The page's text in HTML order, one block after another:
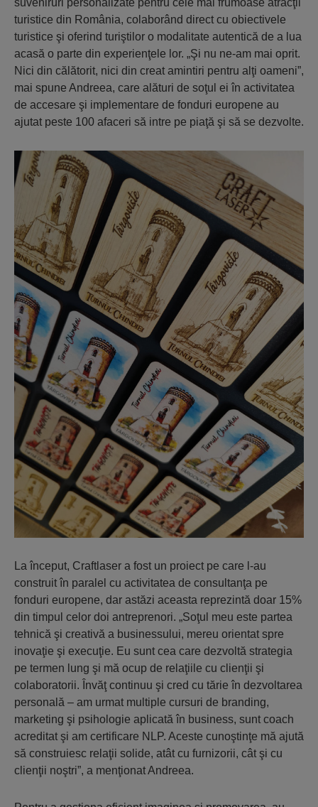
suveniruri personalizate pentru cele mai frumoase atracţii
turistice din România, colaborând direct cu obiectivele
turistice şi oferind turiştilor o modalitate autentică de a lua
acasă o parte din experienţele lor. „Şi nu ne-am mai oprit.
Nici din călătorit, nici din creat amintiri pentru alţi oameni”,
mai spune Andreea, care alături de soţul ei în activitatea
de accesare şi implementare de fonduri europene au
ajutat peste 100 afaceri să intre pe piaţă şi să se dezvolte.
La început, Craftlaser a fost un proiect pe care l-au
construit în paralel cu activitatea de consultanţa pe
fonduri europene, dar astăzi aceasta reprezintă doar 15%
din timpul celor doi antreprenori. „Soţul meu este partea
tehnică şi creativă a businessului, mereu orientat spre
inovaţie şi execuţie. Eu sunt cea care dezvoltă strategia
pe termen lung şi mă ocup de relaţiile cu clienţii şi
colaboratorii. Învăţ continuu şi cred cu tărie în dezvoltarea
personală – am urmat multiple cursuri de branding,
marketing şi psihologie aplicată în business, sunt coach
acreditat şi am certificare NLP. Aceste cunoştinţe mă ajută
să construiesc relaţii solide, atât cu furnizorii, cât şi cu
clienţii noştri”, a menţionat Andreea.